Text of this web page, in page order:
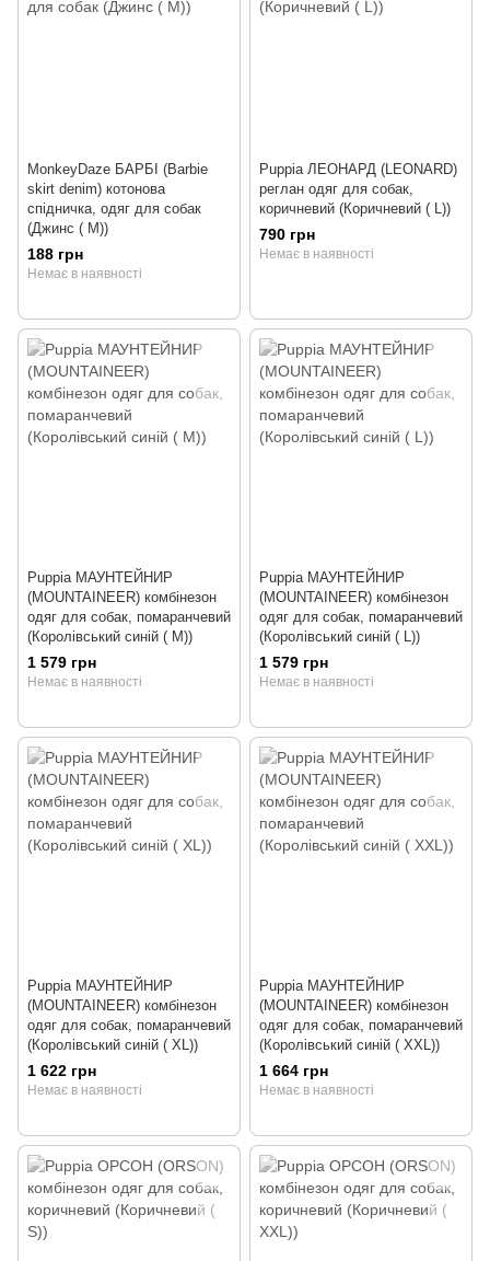
MonkeyDaze БАРБІ (Barbie
skirt denim) котонова
спідничка, одяг для собак
(Джинс ( M))
188 грн
Немає в наявності
Puppia ЛЕОНАРД (LEONARD)
реглан одяг для собак,
коричневий (Коричневий ( L))
790 грн
Немає в наявності
Puppia МАУНТЕЙНИР
(MOUNTAINEER) комбінезон
одяг для собак, помаранчевий
(Королівський синій ( M))
1 579 грн
Немає в наявності
Puppia МАУНТЕЙНИР
(MOUNTAINEER) комбінезон
одяг для собак, помаранчевий
(Королівський синій ( L))
1 579 грн
Немає в наявності
Puppia МАУНТЕЙНИР
(MOUNTAINEER) комбінезон
одяг для собак, помаранчевий
(Королівський синій ( XL))
1 622 грн
Немає в наявності
Puppia МАУНТЕЙНИР
(MOUNTAINEER) комбінезон
одяг для собак, помаранчевий
(Королівський синій ( XXL))
1 664 грн
Немає в наявності